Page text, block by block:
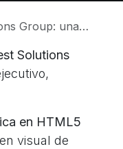
premium y responsive
Solutions
en HTML5
visual de